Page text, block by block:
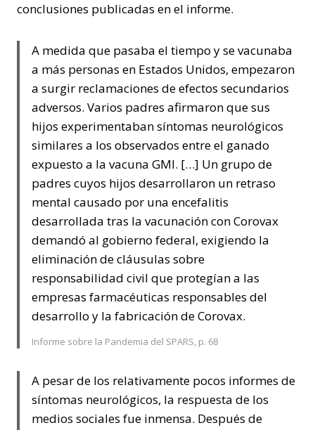
conclusiones publicadas en el informe.
A medida que pasaba el tiempo y se vacunaba
a más personas en Estados Unidos, empezaron
a surgir reclamaciones de efectos secundarios
adversos. Varios padres afirmaron que sus
hijos experimentaban síntomas neurológicos
similares a los observados entre el ganado
expuesto a la vacuna GMI. […] Un grupo de
padres cuyos hijos desarrollaron un retraso
mental causado por una encefalitis
desarrollada tras la vacunación con Corovax
demandó al gobierno federal, exigiendo la
eliminación de cláusulas sobre
responsabilidad civil que protegían a las
empresas farmacéuticas responsables del
desarrollo y la fabricación de Corovax.
Informe sobre la Pandemia del SPARS, p. 68
A pesar de los relativamente pocos informes de
síntomas neurológicos, la respuesta de los
medios sociales fue inmensa. Después de